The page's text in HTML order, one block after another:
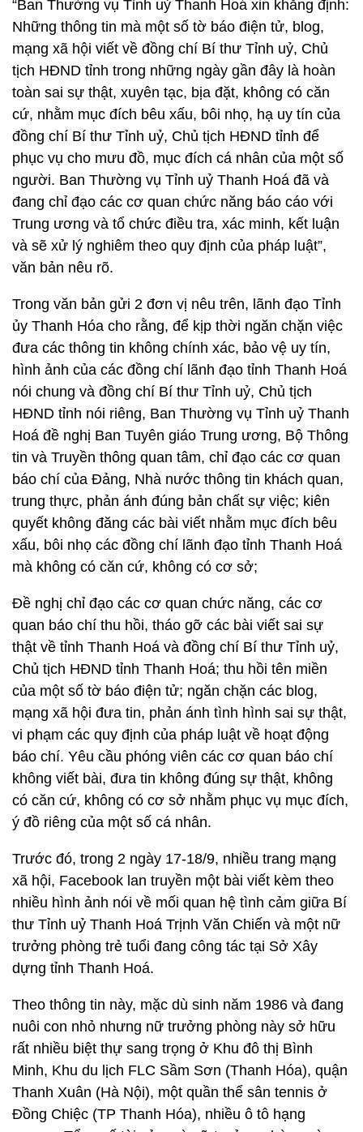
“Ban Thường vụ Tỉnh uỷ Thanh Hoá xin khẳng định:
Những thông tin mà một số tờ báo điện tử, blog,
mạng xã hội viết về đồng chí Bí thư Tỉnh uỷ, Chủ
tịch HĐND tỉnh trong những ngày gần đây là hoàn
toàn sai sự thật, xuyên tạc, bịa đặt, không có căn
cứ, nhằm mục đích bêu xấu, bôi nhọ, hạ uy tín của
đồng chí Bí thư Tỉnh uỷ, Chủ tịch HĐND tỉnh để
phục vụ cho mưu đồ, mục đích cá nhân của một số
người. Ban Thường vụ Tỉnh uỷ Thanh Hoá đã và
đang chỉ đạo các cơ quan chức năng báo cáo với
Trung ương và tổ chức điều tra, xác minh, kết luận
và sẽ xử lý nghiêm theo quy định của pháp luật”,
văn bản nêu rõ.
Trong văn bản gửi 2 đơn vị nêu trên, lãnh đạo Tỉnh
ủy Thanh Hóa cho rằng, để kịp thời ngăn chặn việc
đưa các thông tin không chính xác, bảo vệ uy tín,
hình ảnh của các đồng chí lãnh đạo tỉnh Thanh Hoá
nói chung và đồng chí Bí thư Tỉnh uỷ, Chủ tịch
HĐND tỉnh nói riêng, Ban Thường vụ Tỉnh uỷ Thanh
Hoá đề nghị Ban Tuyên giáo Trung ương, Bộ Thông
tin và Truyền thông quan tâm, chỉ đạo các cơ quan
báo chí của Đảng, Nhà nước thông tin khách quan,
trung thực, phản ánh đúng bản chất sự việc; kiên
quyết không đăng các bài viết nhằm mục đích bêu
xấu, bôi nhọ các đồng chí lãnh đạo tỉnh Thanh Hoá
mà không có căn cứ, không có cơ sở;
Đề nghị chỉ đạo các cơ quan chức năng, các cơ
quan báo chí thu hồi, tháo gỡ các bài viết sai sự
thật về tỉnh Thanh Hoá và đồng chí Bí thư Tỉnh uỷ,
Chủ tịch HĐND tỉnh Thanh Hoá; thu hồi tên miền
của một số tờ báo điện tử; ngăn chặn các blog,
mạng xã hội đưa tin, phản ánh tình hình sai sự thật,
vi phạm các quy định của pháp luật về hoạt động
báo chí. Yêu cầu phóng viên các cơ quan báo chí
không viết bài, đưa tin không đúng sự thật, không
có căn cứ, không có cơ sở nhằm phục vụ mục đích,
ý đồ riêng của một số cá nhân.
Trước đó, trong 2 ngày 17-18/9, nhiều trang mạng
xã hội, Facebook lan truyền một bài viết kèm theo
nhiều hình ảnh nói về mối quan hệ tình cảm giữa Bí
thư Tỉnh uỷ Thanh Hoá Trịnh Văn Chiến và một nữ
trưởng phòng trẻ tuổi đang công tác tại Sở Xây
dựng tỉnh Thanh Hoá.
Theo thông tin này, mặc dù sinh năm 1986 và đang
nuôi con nhỏ nhưng nữ trưởng phòng này sở hữu
rất nhiều biệt thự sang trọng ở Khu đô thị Bình
Minh, Khu du lịch FLC Sầm Sơn (Thanh Hóa), quận
Thanh Xuân (Hà Nội), một quần thể sân tennis ở
Đồng Chiệc (TP Thanh Hóa), nhiều ô tô hạng